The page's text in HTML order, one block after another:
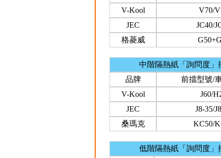
V-Kool
V70/
JEC
JC40/
格菱威
中階隔熱紙「詢問度」
品牌
前擋型號/
V-Kool
J60/
JEC
J8-35/
桑瑪克
KC50/
低階隔熱紙「詢問度」